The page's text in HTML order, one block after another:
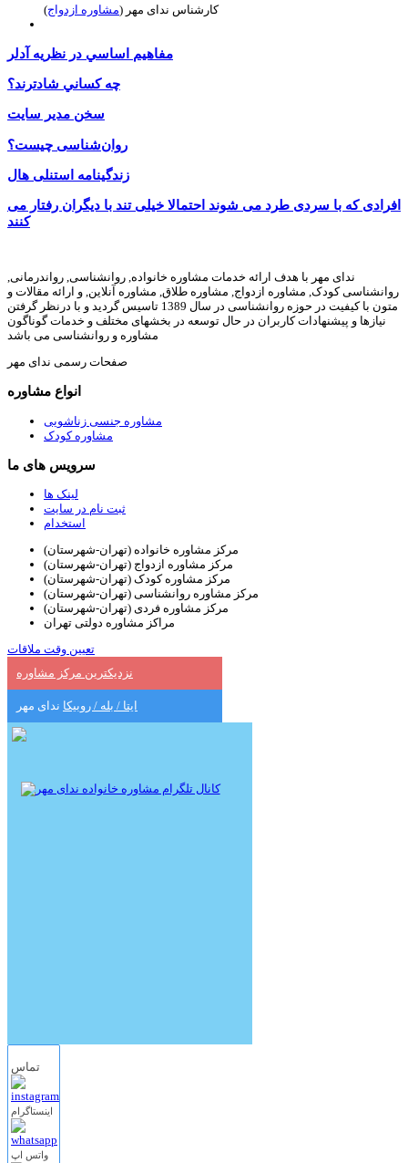
کارشناس ندای مهر (مشاوره ازدواج)
مفاهيم اساسي در نظريه آدلر
چه كساني شادترند؟
سخن مدیر سایت
روان‌شناسى چيست؟
زندگینامه استنلی هال
افرادی که با سردی طرد می شوند احتمالا خیلی تند با دیگران رفتار می
کنند
ندای مهر با هدف ارائه خدمات مشاوره خانواده, روانشناسی, رواندرمانی,
روانشناسی کودک, مشاوره ازدواج, مشاوره طلاق, مشاوره آنلاین, و ارائه مقالات و
متون با کیفیت در حوزه روانشناسی در سال 1389 تاسیس گردید و با درنظر گرفتن
نیازها و پیشنهادات کاربران در حال توسعه در بخشهای مختلف و خدمات گوناگون
مشاوره و روانشناسی می باشد
صفحات رسمی ندای مهر
انواع مشاوره
مشاوره جنسی زناشویی
مشاوره کودک
سرویس های ما
لینک ها
ثبت نام در سایت
استخدام
مرکز مشاوره خانواده (تهران-شهرستان)
مرکز مشاوره ازدواج (تهران-شهرستان)
مرکز مشاوره کودک (تهران-شهرستان)
مرکز مشاوره روانشناسی (تهران-شهرستان)
مرکز مشاوره فردی (تهران-شهرستان)
مراکز مشاوره دولتی تهران
تعیین وقت ملاقات
نزدیکترین مرکز مشاوره
ایتا / بله / روبیکا ندای مهر
تماس
اینستاگرام
واتس اپ